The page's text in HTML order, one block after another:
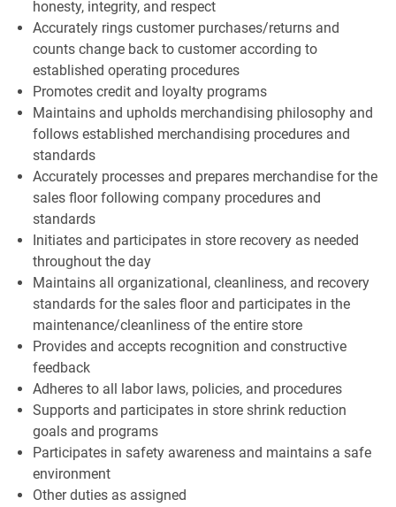
honesty, integrity, and respect
Accurately rings customer purchases/returns and
counts change back to customer according to
established operating procedures
Promotes credit and loyalty programs
Maintains and upholds merchandising philosophy and
follows established merchandising procedures and
standards
Accurately processes and prepares merchandise for the
sales floor following company procedures and
standards
Initiates and participates in store recovery as needed
throughout the day
Maintains all organizational, cleanliness, and recovery
standards for the sales floor and participates in the
maintenance/cleanliness of the entire store
Provides and accepts recognition and constructive
feedback
Adheres to all labor laws, policies, and procedures
Supports and participates in store shrink reduction
goals and programs
Participates in safety awareness and maintains a safe
environment
Other duties as assigned